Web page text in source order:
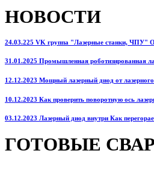
НОВОСТИ
24.03.225 VK группа "Лазерные станки, ЧПУ"
31.01.2025 Промышленная роботизированная
12.12.2023 Мощный лазерный диод от
10.12.2023 Как проверить поворотную ось
03.12.2023 Лазерный диод внутри Как
ГОТОВЫЕ